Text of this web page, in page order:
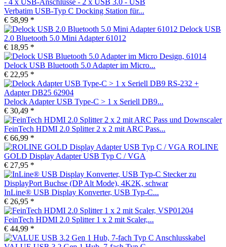
Verbatim USB-Typ C Docking Station für...
€ 58,99 *
Delock USB
2.0 Bluetooth 5.0 Mini Adapter 61012
€ 18,95 *
Delock USB Bluetooth 5.0 Adapter im Micro...
€ 22,95 *
Delock Adapter USB Type-C > 1 x Seriell DB9...
€ 30,49 *
FeinTech HDMI 2.0 Splitter 2 x 2 mit ARC Pass...
€ 66,99 *
ROLINE
GOLD Display Adapter USB Typ C / VGA
€ 27,95 *
InLine® USB Display Konverter, USB Typ-C...
€ 26,95 *
FeinTech HDMI 2.0 Splitter 1 x 2 mit Scaler,...
€ 44,99 *